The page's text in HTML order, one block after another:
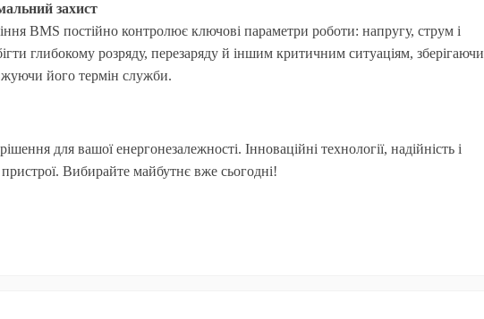
захист
BMS постійно контролює ключові параметри роботи: напругу, струм і
глибокому розряду, перезаряду й іншим критичним ситуаціям, зберігаючи
його термін служби.
для вашої енергонезалежності. Інноваційні технології, надійність і
Вибирайте майбутнє вже сьогодні!